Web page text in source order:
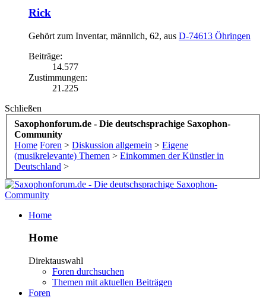
Rick
Gehört zum Inventar, männlich, 62, aus D-74613 Öhringen
Beiträge:
14.577
Zustimmungen:
21.225
Schließen
Saxophonforum.de - Die deutschsprachige Saxophon-
Community
Home Foren > Diskussion allgemein > Eigene
(musikrelevante) Themen > Einkommen der Künstler in
Deutschland >
Home
Home
Direktauswahl
Foren durchsuchen
Themen mit aktuellen Beiträgen
Foren